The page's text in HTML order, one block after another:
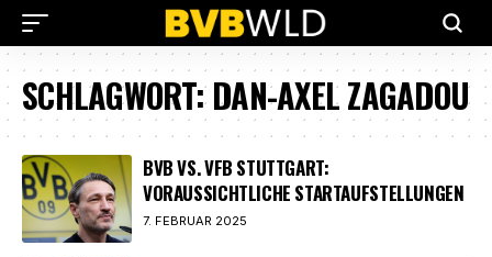
SCHLAGWORT:DAN-AXEL ZAGADOU
BVB VS. VFB STUTTGART:
VORAUSSICHTLICHE STARTAUFSTELLUNGEN
7. FEBRUAR 2025